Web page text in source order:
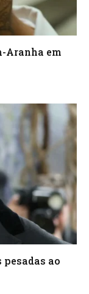
Aranha em
ao